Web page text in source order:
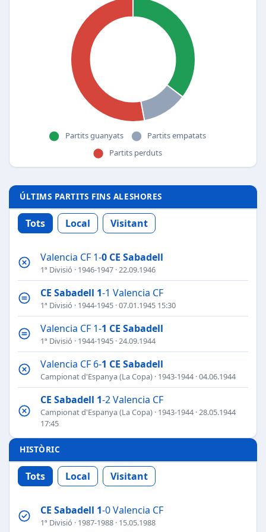
ÚLTIMS PARTITS FINS ALESHORES
Tots Local Visitant
Valencia CF 1-0 CE Sabadell
1ª Divisió · 1946-1947 · 22.09.1946
CE Sabadell 1-1 Valencia CF
1ª Divisió · 1944-1945 · 07.01.1945 15:30
Valencia CF 1-1 CE Sabadell
1ª Divisió · 1944-1945 · 24.09.1944
Valencia CF 6-1 CE Sabadell
Campionat d'Espanya (La Copa) · 1943-1944 · 04.06.1944
CE Sabadell 1-2 Valencia CF
Campionat d'Espanya (La Copa) · 1943-1944 · 28.05.1944
17:45
HISTÒRIC
Tots Local Visitant
CE Sabadell 1-0 Valencia CF
1ª Divisió · 1987-1988 · 15.05.1988